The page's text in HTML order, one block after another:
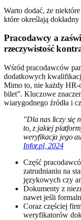
Warto dodać, że
które określają
Pracodawcy a
rzeczywistość
Wśród pracodawców
dodatkowych
Mimo to, nie każdy HR-
bilet”. Kluczowe
wiarygodnego źródła i
"Dla nas liczy się
to, z jakiej
weryfikacja jego
Infor.pl, 2024
Część
zatrudnianiu na
językowych czy
Dokumenty z
nawet jeśli
Coraz częściej
weryfikatorów